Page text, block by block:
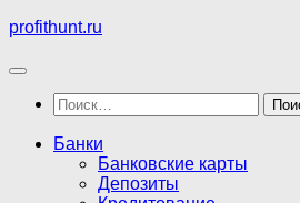
Перейти
содержимому
profithunt.ru
Найти:
Банки
Банковские карты
Депозиты